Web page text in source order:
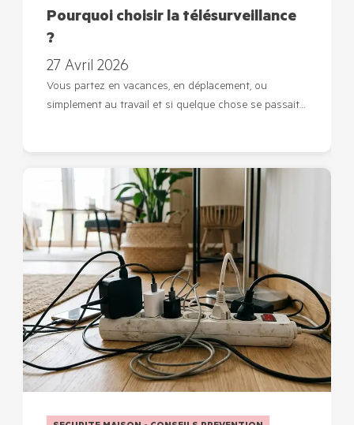
Pourquoi choisir la télésurveillance
?
27 Avril 2026
Vous partez en vacances, en déplacement, ou
simplement au travail et si quelque chose se passait…